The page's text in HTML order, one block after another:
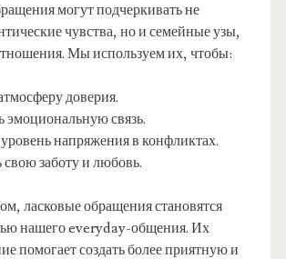
могут подчеркивать не
чувства, но и семейные узы,
Мы используем их, чтобы:
доверия.
эмоциональную связь.
напряжения в конфликтах.
свою заботу и любовь.
ласковые обращения становятся
нашего everyday-общения. Их
помогает создать более приятную и